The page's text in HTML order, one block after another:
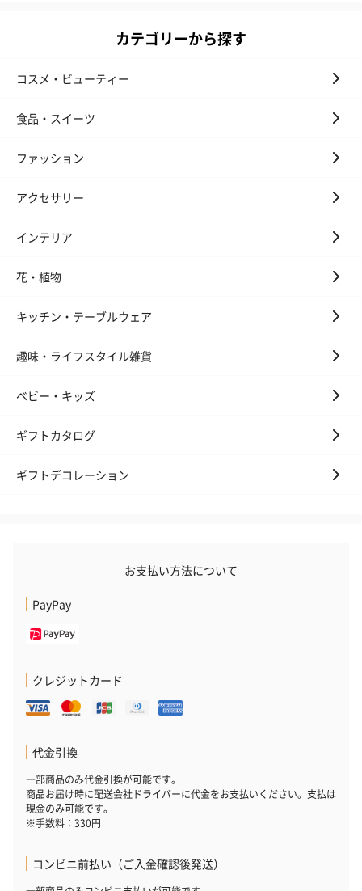
カテゴリーから探す
コスメ・ビューティー
食品・スイーツ
ファッション
アクセサリー
インテリア
花・植物
キッチン・テーブルウェア
趣味・ライフスタイル雑貨
ベビー・キッズ
ギフトカタログ
ギフトデコレーション
お支払い方法について
PayPay
クレジットカード
代金引換
一部商品のみ代金引換が可能です。
商品お届け時に配送会社ドライバーに代金をお支払いください。支払は
現金のみ可能です。
※手数料：330円
コンビニ前払い（ご入金確認後発送）